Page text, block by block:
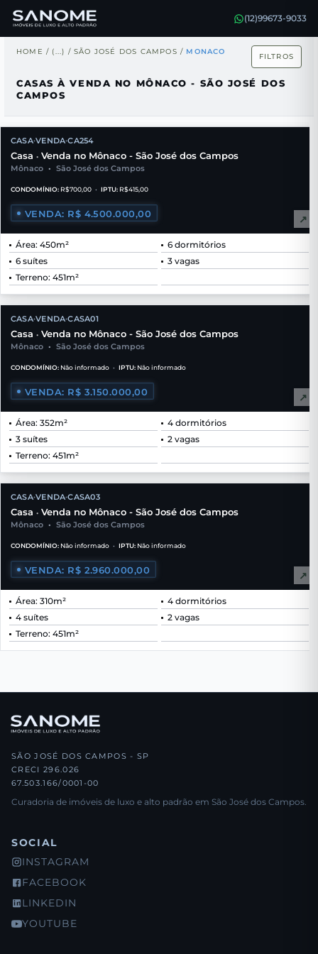
(12)99673-9033
HOME / (...) / SÃO JOSÉ DOS CAMPOS / MONACO
FILTROS
CASAS À VENDA NO MÔNACO - SÃO JOSÉ DOS
CAMPOS
CASA•VENDA•CA254
Casa • Venda no Mônaco - São José dos Campos
Mônaco • São José dos Campos
CONDOMÍNIO: R$700,00 • IPTU: R$415,00
VENDA: R$ 4.500.000,00 ↗
Área: 450m²
6 dormitórios
6 suítes
3 vagas
Terreno: 451m²
CASA•VENDA•CASA01
Casa • Venda no Mônaco - São José dos Campos
Mônaco • São José dos Campos
CONDOMÍNIO: Não informado • IPTU: Não informado
VENDA: R$ 3.150.000,00 ↗
Área: 352m²
4 dormitórios
3 suítes
2 vagas
Terreno: 451m²
CASA•VENDA•CASA03
Casa • Venda no Mônaco - São José dos Campos
Mônaco • São José dos Campos
CONDOMÍNIO: Não informado • IPTU: Não informado
VENDA: R$ 2.960.000,00 ↗
Área: 310m²
4 dormitórios
4 suítes
2 vagas
Terreno: 451m²
SÃO JOSÉ DOS CAMPOS - SP
CRECI 296.026
67.503.166/0001-00
Curadoria de imóveis de luxo e alto padrão em São José dos Campos.
SOCIAL
INSTAGRAM
FACEBOOK
LINKEDIN
YOUTUBE